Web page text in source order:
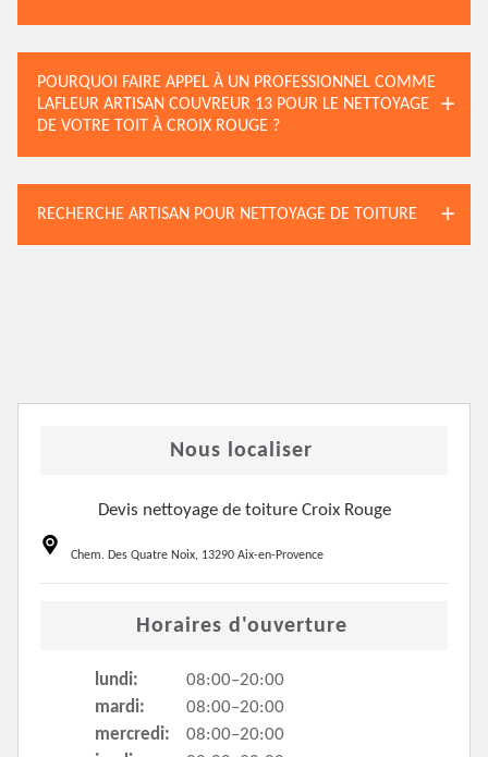
POURQUOI FAIRE APPEL À UN PROFESSIONNEL COMME
LAFLEUR ARTISAN COUVREUR 13 POUR LE NETTOYAGE
DE VOTRE TOIT À CROIX ROUGE ?
RECHERCHE ARTISAN POUR NETTOYAGE DE TOITURE
Nous localiser
Devis nettoyage de toiture Croix Rouge
Chem. Des Quatre Noix, 13290 Aix-en-Provence
Horaires d'ouverture
lundi:
08:00–20:00
mardi:
08:00–20:00
mercredi:
08:00–20:00